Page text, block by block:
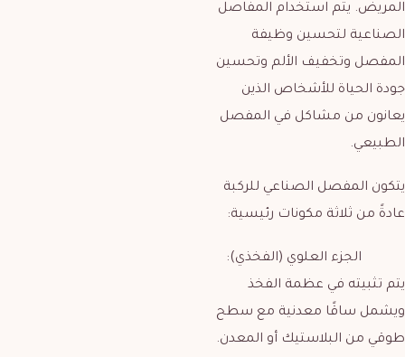
المريض. يتم استخدام المفاصل
الصناعية لتحسين وظيفة
المفصل وتخفيف الألم وتحسين
جودة الحياة للأشخاص الذين
يعانون من مشاكل في المفصل
الطبيعي.
يتكون المفصل الصناعي للركبة
عادةً من ثلاثة مكونات رئيسية:
الجزء العلوي (الفخذي):
يتم تثبيته في عظمة الفخذ
ويشمل ساقًا معدنية مع سطح
طوقي من البلاستيك أو المعدن.